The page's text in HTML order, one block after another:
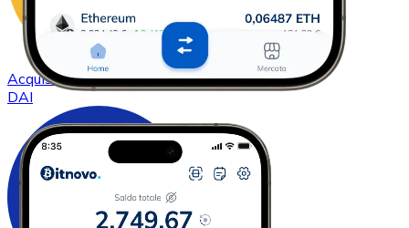
AcquistareDAIcon bonifico bancario
DAI